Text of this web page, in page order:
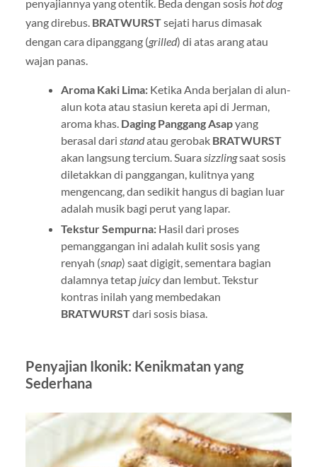
penyajiannya yang otentik. Beda dengan sosishot dog
yang direbus. BRATWURSTsejati harus dimasak
dengan cara dipanggang (grilled) di atas arang atau
wajan panas.
Aroma Kaki Lima:Ketika Anda berjalan di alun-
alun kota atau stasiun kereta api di Jerman,
aroma khas. Daging Panggang Asapyang
berasal dari standatau gerobak BRATWURST
akan langsung tercium. Suara sizzlingsaat sosis
diletakkan di panggangan, kulitnya yang
mengencang, dan sedikit hangus di bagian luar
adalah musik bagi perut yang lapar.
Tekstur Sempurna:Hasil dari proses
pemanggangan ini adalah kulit sosis yang
renyah (snap) saat digigit, sementara bagian
dalamnya tetap juicydan lembut. Tekstur
kontras inilah yang membedakan
BRATWURSTdari sosis biasa.
Penyajian Ikonik: Kenikmatan yang
Sederhana